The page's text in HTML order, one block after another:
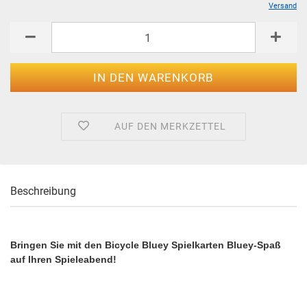
Versand
AUF DEN MERKZETTEL
Beschreibung
Bringen Sie mit den Bicycle Bluey Spielkarten Bluey-Spaß
auf Ihren Spieleabend!